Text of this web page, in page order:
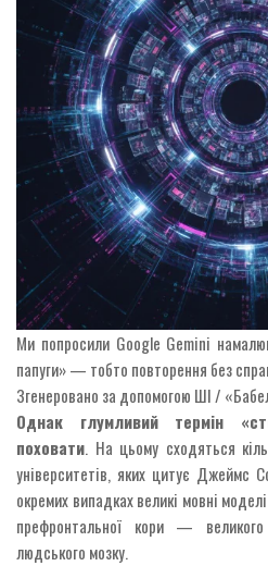
Ми попросили Google Gemini
папуги» — тобто повторення без
Згенеровано за допомогою ШІ /
Однак глумливий термін
поховати. На цьому сходяться
університетів, яких цитує Джеймс
окремих випадках великі мовні
префронтальної кори —
людського мозку.